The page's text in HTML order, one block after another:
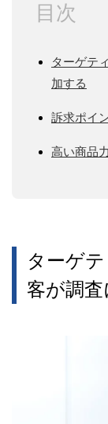
目次
ターゲテ
加する
訴求ポイ
高い商品
ターゲ
客が調